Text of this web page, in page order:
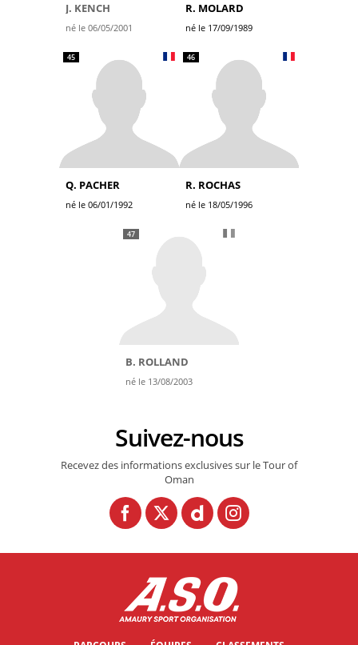
J. KENCH
né le 06/05/2001
R. MOLARD
né le 17/09/1989
45
Q. PACHER
né le 06/01/1992
46
R. ROCHAS
né le 18/05/1996
47
B. ROLLAND
né le 13/08/2003
Suivez-nous
Recevez des informations exclusives sur le Tour of
Oman